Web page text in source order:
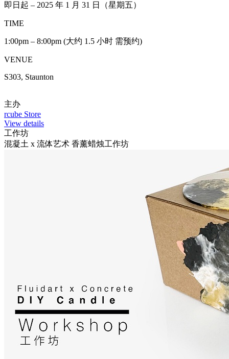
即日起 – 2025 年 1 月 31 日（星期五）
TIME
1:00pm – 8:00pm (大约 1.5 小时 需预约)
VENUE
S303, Staunton
主办
rcube Store
View details
工作坊
混凝土 x 流体艺术 香薰蜡烛工作坊